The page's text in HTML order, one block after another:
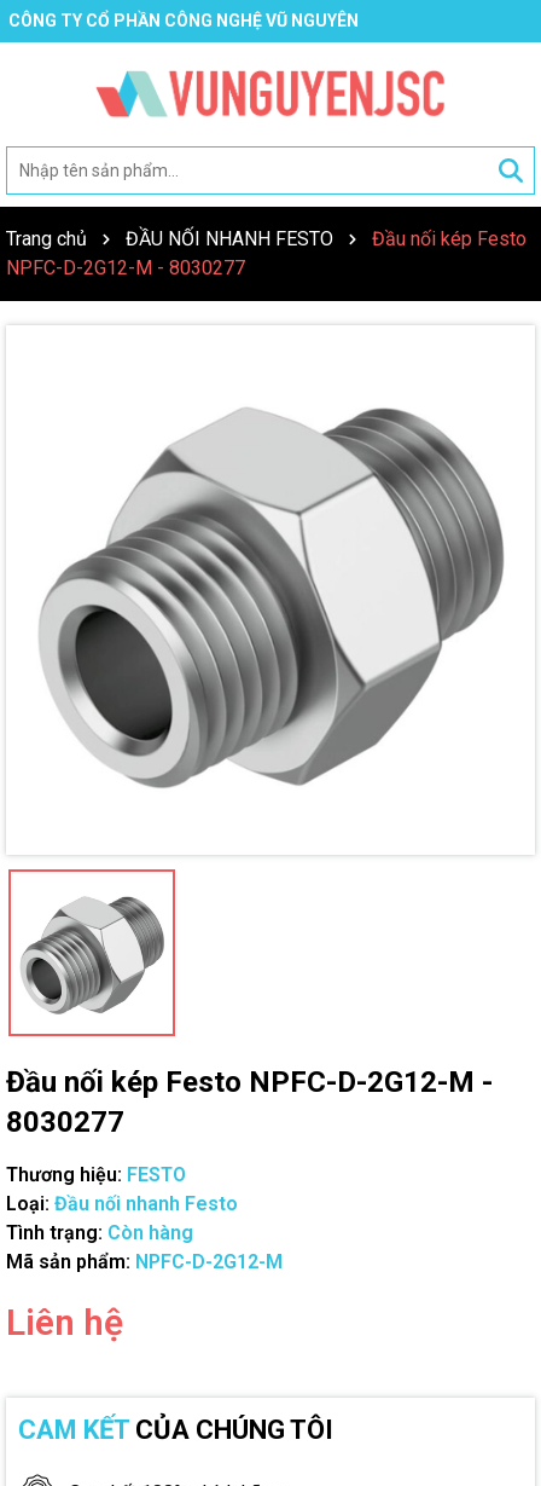
CÔNG TY CỔ PHẦN CÔNG NGHỆ VŨ NGUYÊN
Trang chủ ĐẦU NỐI NHANH FESTO
Đầu nối kép Festo
NPFC-D-2G12-M - 8030277
Đầu nối kép Festo NPFC-D-2G12-M -
8030277
Thương hiệu: FESTO
Loại: Đầu nối nhanh Festo
Tình trạng: Còn hàng
Mã sản phẩm: NPFC-D-2G12-M
Liên hệ
CAM KẾT CỦA CHÚNG TÔI
Mã giảm giá:
Ngày hết hạn:
Điều kiện: